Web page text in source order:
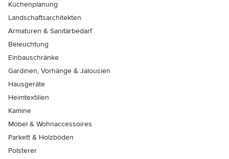
Küchenplanung
Landschaftsarchitekten
Armaturen & Sanitärbedarf
Beleuchtung
Einbauschränke
Gardinen, Vorhänge & Jalousien
Hausgeräte
Heimtextilien
Kamine
Möbel & Wohnaccessoires
Parkett & Holzböden
Polsterer